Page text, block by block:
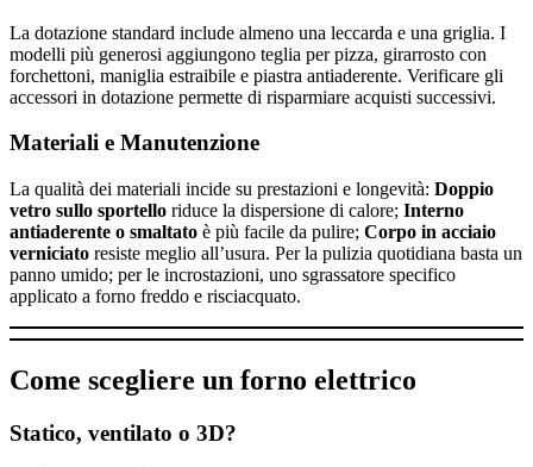
La dotazione standard include almeno una leccarda e una griglia. I
modelli più generosi aggiungono teglia per pizza, girarrosto con
forchettoni, maniglia estraibile e piastra antiaderente. Verificare gli
accessori in dotazione permette di risparmiare acquisti successivi.
Materiali e Manutenzione
La qualità dei materiali incide su prestazioni e longevità: Doppio
vetro sullo sportello riduce la dispersione di calore; Interno
antiaderente o smaltato è più facile da pulire; Corpo in acciaio
verniciato resiste meglio all’usura. Per la pulizia quotidiana basta un
panno umido; per le incrostazioni, uno sgrassatore specifico
applicato a forno freddo e risciacquato.
Come scegliere un forno elettrico
Statico, ventilato o 3D?